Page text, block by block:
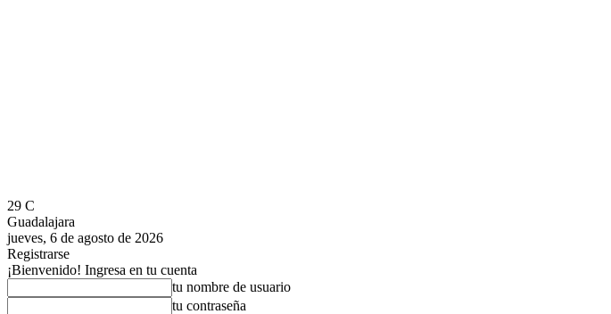
29 C
Guadalajara
jueves, 6 de agosto de 2026
Registrarse
¡Bienvenido! Ingresa en tu cuenta
tu nombre de usuario
tu contraseña